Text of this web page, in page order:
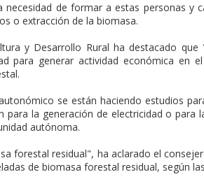
de formar a estas personas y
o extracción de la biomasa.
y Desarrollo Rural ha destacado
para generar actividad económica en
se están haciendo estudios
para la generación de electricidad o para
autónoma.
forestal residual", ha aclarado el
de biomasa forestal residual, según